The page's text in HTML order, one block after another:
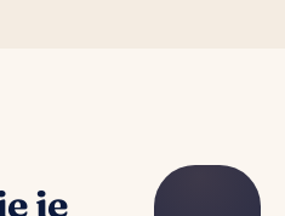
je